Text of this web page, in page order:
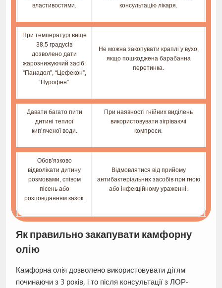
властивостями.
консультацію лікаря.
При температурі вище
38,5 градусів
дозволено дати
жарознижуючий засіб:
“Панадол”, “Цефекон”,
“Нурофен”.
Не можна закопувати краплі у вухо,
якщо пошкоджена барабанна
перетинка.
Давати багато пити
дитині теплої
кип’яченої води.
При наявності гнійних виділень
використовувати зігріваючі
компреси.
Обов’язково
відволікати дитину
розмовами, співом
пісень або
розповіданням казок.
Відмовлятися від прийому
антибактеріальних засобів при гною
або інфекційному ураженні.
Як правильно закапувати камфорну
олію
Камфорна олія дозволено використовувати дітям
починаючи з 3 років, і то після консультації з ЛОР-